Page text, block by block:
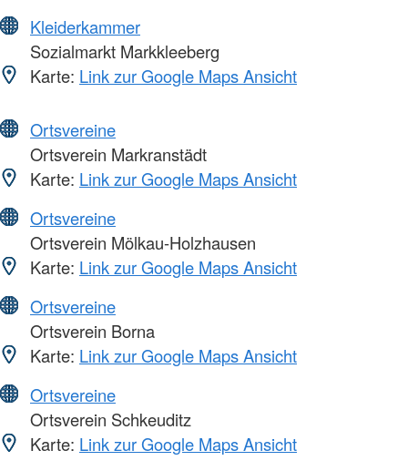
Kleiderkammer
Sozialmarkt Markkleeberg
Karte: Link zur Google Maps Ansicht
Ortsvereine
Ortsverein Markranstädt
Karte: Link zur Google Maps Ansicht
Ortsvereine
Ortsverein Mölkau-Holzhausen
Karte: Link zur Google Maps Ansicht
Ortsvereine
Ortsverein Borna
Karte: Link zur Google Maps Ansicht
Ortsvereine
Ortsverein Schkeuditz
Karte: Link zur Google Maps Ansicht